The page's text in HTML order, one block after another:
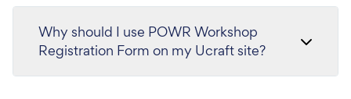
Why should I use POWR Workshop
Registration Form on my Ucraft site?